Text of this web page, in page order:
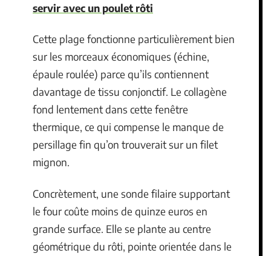
servir avec un poulet rôti
Cette plage fonctionne particulièrement bien
sur les morceaux économiques (échine,
épaule roulée) parce qu’ils contiennent
davantage de tissu conjonctif. Le collagène
fond lentement dans cette fenêtre
thermique, ce qui compense le manque de
persillage fin qu’on trouverait sur un filet
mignon.
Concrètement, une sonde filaire supportant
le four coûte moins de quinze euros en
grande surface. Elle se plante au centre
géométrique du rôti, pointe orientée dans le